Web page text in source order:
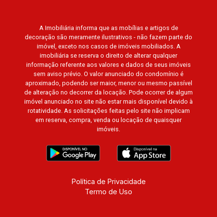
Santorini, Siena, Alto do Castelo, Portal da Mata,
Villa Dei Fiori, Vivendas da Mata, Jatobá, Colina
Verde, Royal Park, Mirante do Royal Park, Santa
Fé, Villa Victória, Bosque das Colinas, Fazenda
Santa Maria, Baraúna Residencial, Villa de
Buenos Aires, Magnólias, Vila do Golfe, Vila
Verde, Country Village, San Remo, Residencial
Jardim Canadá, Torino, Città di Positano, San
Diego, Quinta da Alvorada, Monte Rey, Garden
Villa e Quinta do Golfe. Avenida João Fiúsa,
1051 - Alto da Boa Vista | Ribeirão Preto.
A Imobiliária informa que as mobílias e artigos de
decoração são meramente ilustrativos - não fazem parte do
imóvel, exceto nos casos de imóveis mobiliados. A
imobiliária se reserva o direito de alterar qualquer
informação referente aos valores e dados de seus imóveis
sem aviso prévio. O valor anunciado do condomínio é
aproximado, podendo ser maior, menor ou mesmo passível
de alteração no decorrer da locação. Pode ocorrer de algum
imóvel anunciado no site não estar mais disponível devido à
rotatividade. As solicitações feitas pelo site não implicam
em reserva, compra, venda ou locação de quaisquer
imóveis.
Política de Privacidade
Termo de Uso